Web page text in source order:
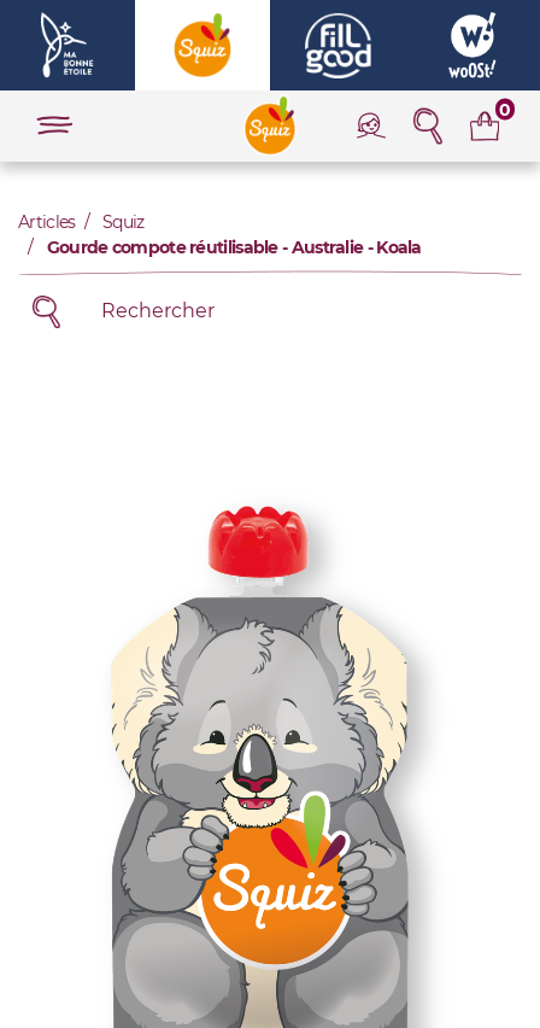
0
Articles
Squiz
Gourde compote réutilisable - Australie - Koala